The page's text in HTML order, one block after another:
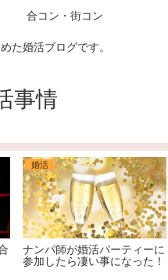
た婚活ブログです。
事情
合コン・街コン
婚活
ナンパ師が婚活パーティーに
参加したら凄い事になった！